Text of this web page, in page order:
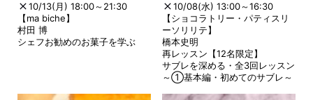
10/13(月) 18:00～21:30
【ma biche】
村田 博
シェフお勧めのお菓子を学ぶ
10/08(水) 13:00～16:30
【ショコラトリー・パティスリ
ーソリリテ】
橋本史明
再レッスン【12名限定】
サブレを深める・全3回レッスン
～①基本編・初めてのサブレ～